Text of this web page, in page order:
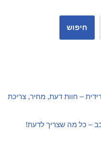
חיפוש
– חוות דעת, מחיר, צריכת
– כל מה שצריך לדעת!